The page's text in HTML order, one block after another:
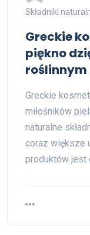
Składniki
Greckie
piękno
roślinnym
Greckie
miłośników
naturalne
coraz większe
produktów jest